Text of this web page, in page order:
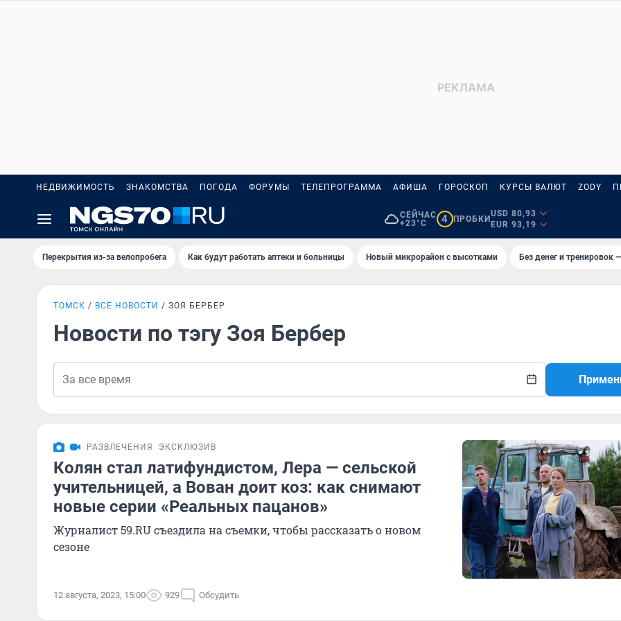
НЕДВИЖИМОСТЬ ЗНАКОМСТВА ПОГОДА ФОРУМЫ ТЕЛЕПРОГРАММА АФИША ГОРОСКОП КУРСЫ ВАЛЮТ ZODY
СЕЙЧАС
+23°C
4 ПРОБКИ
USD 80,93
EUR 93,19
Перекрытия из-за велопробега Как будут работать аптеки и больницы Новый микрорайон с высотками Без денег и тренировок
ТОМСК ВСЕ НОВОСТИ ЗОЯ БЕРБЕР
Новости по тэгу Зоя Бербер
РАЗВЛЕЧЕНИЯ ЭКСКЛЮЗИВ
Колян стал латифундистом, Лера — сельской
учительницей, а Вован доит коз: как снимают
новые серии «Реальных пацанов»
Журналист 59.RU съездила на съемки, чтобы рассказать о новом
сезоне
12 августа, 2023, 15:00 929 Обсудить